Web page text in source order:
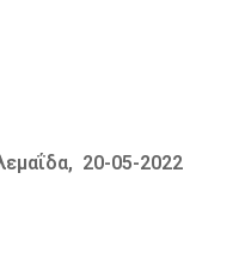
20-05-2022